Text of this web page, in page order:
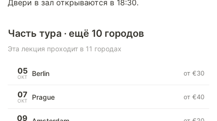
Двери в зал открываются в 18:30.
Часть тура · ещё 10 городов
Эта лекция проходит в 11 городах
05
ОКТ Berlin от €30
07
ОКТ Prague от €40
09